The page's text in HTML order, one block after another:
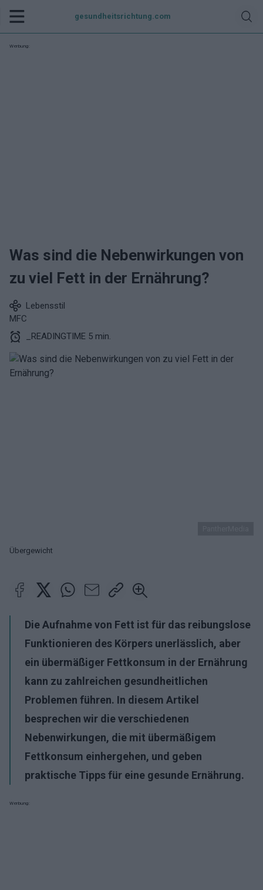
gesundheitsrichtung.com
Werbung:
Was sind die Nebenwirkungen von
zu viel Fett in der Ernährung?
Lebensstil
MFC
_READINGTIME 5 min.
Übergewicht
Die Aufnahme von Fett ist für das reibungslose
Funktionieren des Körpers unerlässlich, aber
ein übermäßiger Fettkonsum in der Ernährung
kann zu zahlreichen gesundheitlichen
Problemen führen. In diesem Artikel
besprechen wir die verschiedenen
Nebenwirkungen, die mit übermäßigem
Fettkonsum einhergehen, und geben
praktische Tipps für eine gesunde Ernährung.
Werbung: